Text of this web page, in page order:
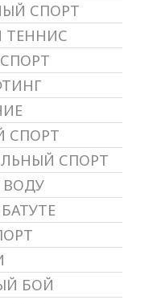
СПОРТ
ТЕННИС
СПОРТ
СПОРТ
БОЙ